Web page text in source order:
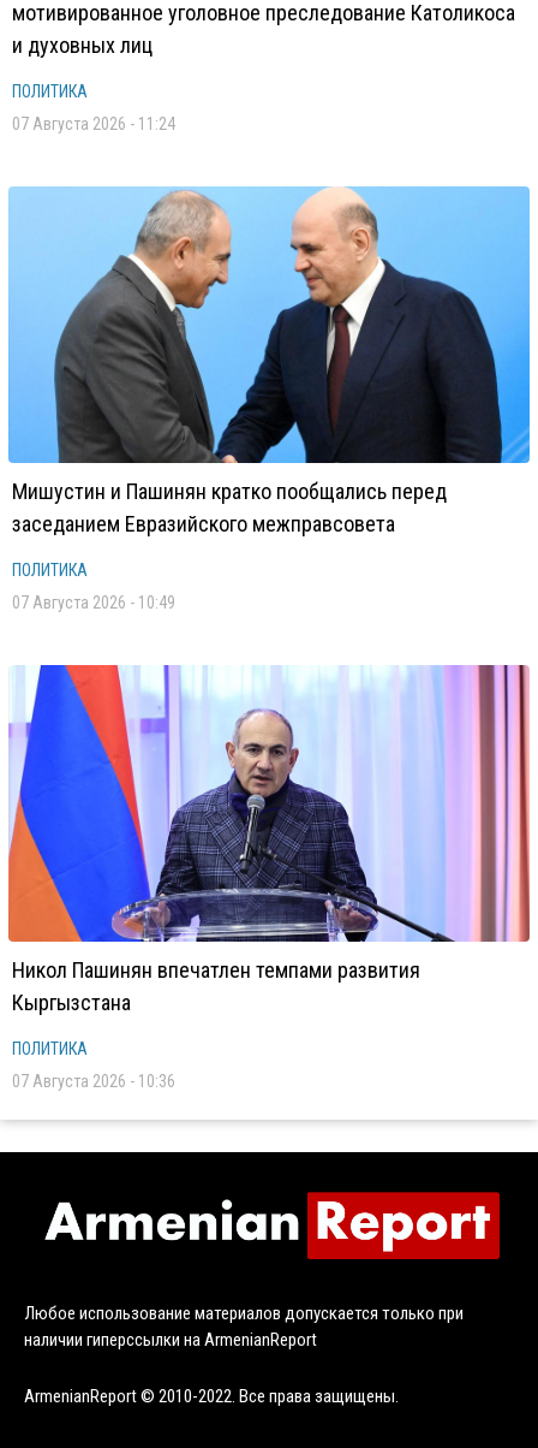
мотивированное уголовное преследование Католикоса
и духовных лиц
ПОЛИТИКА
07 Августа 2026 - 11:24
Мишустин и Пашинян кратко пообщались перед
заседанием Евразийского межправсовета
ПОЛИТИКА
07 Августа 2026 - 10:49
Никол Пашинян впечатлен темпами развития
Кыргызстана
ПОЛИТИКА
07 Августа 2026 - 10:36
Любое использование материалов допускается только при
наличии гиперссылки на ArmenianReport
ArmenianReport © 2010-2022. Все права защищены.